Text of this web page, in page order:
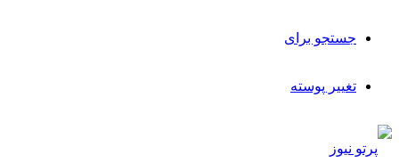
جستجو برای
تغییر پوسته